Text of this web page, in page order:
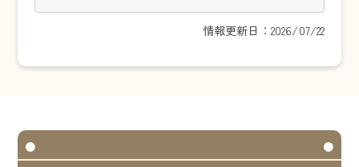
情報更新日：2026/07/22